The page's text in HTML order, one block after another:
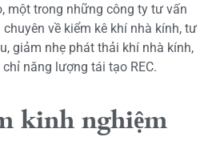
một trong những công ty tư vấn
về kiểm kê khí nhà kính, tư
giảm nhẹ phát thải khí nhà kính,
năng lượng tái tạo REC.
kinh nghiệm